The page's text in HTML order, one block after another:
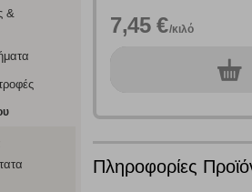
&
7,45 €/κιλό
0τεμ.
Πληροφορίες
χαρακτηριστικά που
ηλεκτρονική συσκευή σας, προσθέτοντας
επάνω δεξιά, αφού ενημερωθείτε σχετικά.
των υπηρεσιών μας.
Δείτε περισσότερα
cookies
cookies επιτρέπουν την παροχή